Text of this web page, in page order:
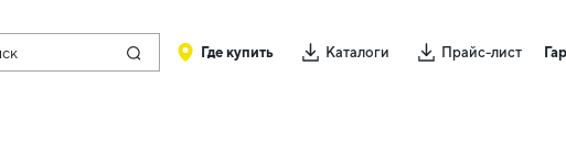
Где купить Каталоги Прайс-лист